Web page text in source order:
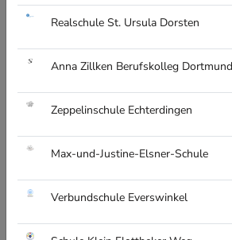
Realschule St. Ursula Dorsten
Anna Zillken Berufskolleg Dortmund
Zeppelinschule Echterdingen
Max-und-Justine-Elsner-Schule
Verbundschule Everswinkel
einen individuellen Service: Ob ein Logo
spezielle Kollektionen für die SMV oder
werden oder Wünsche in Bezug auf neue
wenden Sie sich mit Ihrer Anfrage an
RECHTLICHES
AGB
Kontakt
Impressum